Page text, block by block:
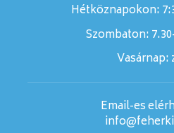
Hétköznapokon:
Szombaton:
Vasárnap:
Email-es